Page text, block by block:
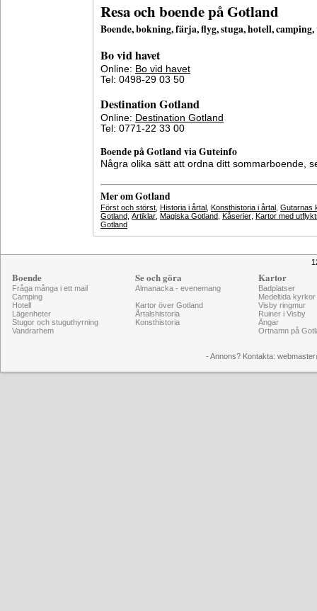
Resa och boende på Gotland
Boende, bokning, färja, flyg, stuga, hotell,
Bo vid havet
Online: Bo vid havet
Tel: 0498-29 03 50
Destination Gotland
Online: Destination Gotland
Tel: 0771-22 33 00
Boende på Gotland via Guteinfo
Några olika sätt att ordna ditt sommarboende,
Mer om Gotland
Först och störst Historia i årtal Konsthistoria i årtal Gutarnas
Gotland Artiklar Magiska Gotland Kåserier Kartor med
Gotland
Boende
Fråga många i ett mail
Camping
Hotell
Lägenheter
Stugor och stuguthyrning
Vandrarhem
Se och göra
Almanacka - evenemang
Kartor över Gotland
Årtalshistoria
Konsthistoria
Kartor
Badplatser
Medeltida kyrkor
Visby ringmur
Ruiner i Visby
Ängar
Ortnamn på
- Annons? Kontakta: